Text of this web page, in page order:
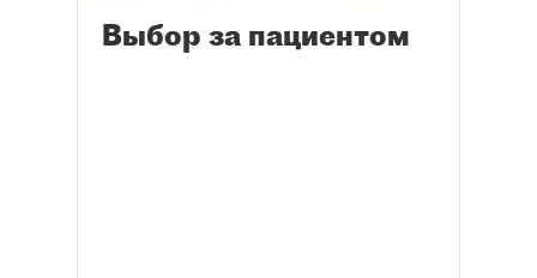
Выбор за пациентом